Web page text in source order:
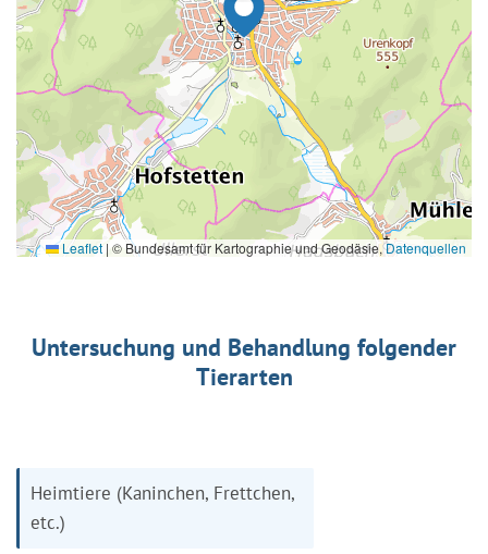
Leaflet | © Bundesamt für Kartographie und Geodäsie,Datenquellen
Untersuchung und Behandlung folgender
Tierarten
Heimtiere (Kaninchen, Frettchen,
etc.)